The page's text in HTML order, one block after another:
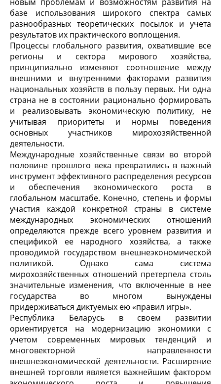
базе использования широкого спектра самых
разнообразных теоретических посылок и учета
результатов их практического воплощения.
Процессы глобального развития, охватившие все
регионы и сектора мирового хозяйства,
принципиально изменяют соотношение между
внешними и внутренними факторами развития
национальных хозяйств в пользу первых. Ни одна
страна не в состоянии рационально формировать
и реализовывать экономическую политику, не
учитывая приоритеты и нормы поведения
основных участников мирохозяйственной
деятельности.
Международные хозяйственные связи во второй
половине прошлого века превратились в важный
инструмент эффективного распределения ресурсов
и обеспечения экономического роста в
глобальном масштабе. Конечно, степень и формы
участия каждой конкретной страны в системе
международных экономических отношений
определяются прежде всего уровнем развития и
спецификой ее народного хозяйства, а также
проводимой государством внешнеэкономической
политикой. Однако сама система
мирохозяйственных отношений претерпела столь
значительные изменения, что включенные в нее
государства во многом вынуждены
придерживаться диктуемых ею «правил игры».
Республика Беларусь в своем развитии
ориентируется на модернизацию экономики с
учетом современных мировых тенденций и
многовекторной направленности
внешнеэкономической деятельности. Расширение
внешней торговли является важнейшим фактором